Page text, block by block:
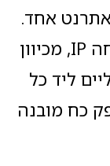
אחד.
זה מקל על התקנת מצלמות אבטחה IP, מכיוון
ליד כל
כח מובנה